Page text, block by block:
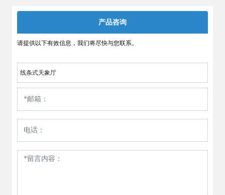
产品咨询
请提供以下有效信息，我们将尽快与您联系。
线条式天象厅